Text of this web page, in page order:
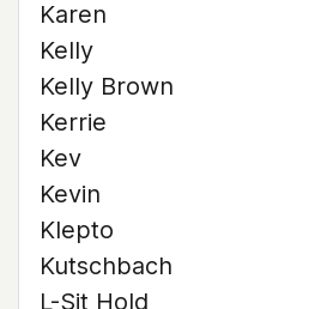
Karen
Kelly
Kelly Brown
Kerrie
Kev
Kevin
Klepto
Kutschbach
L-Sit Hold